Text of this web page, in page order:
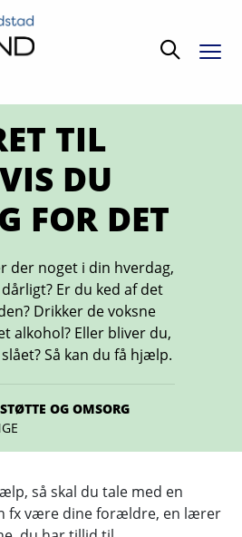
Søg
TIL
DU
FOR DET
der noget i din hverdag,
Er du ked af det
Drikker de voksne
alkohol? Eller bliver du,
Så kan du få hjælp.
STØTTE OG OMSORG
så skal du tale med en
fx være dine forældre, en lærer